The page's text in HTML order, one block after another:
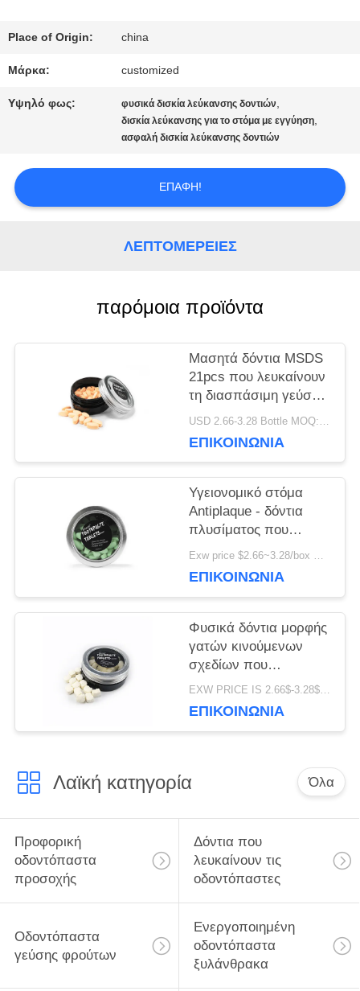
ΈΛΕΓΧΟΣ
ΜΑΣ
ΣΕ
ΕΠΑΦΉ
ΧΆΡΤΗΣ
ΠΟΛΙΤΙΚΉ
ΜΥΣΤΙΚΌΤΗΤΑΣ
Place of Origin: china
Μάρκα: customized
Υψηλό φως: φυσικά δισκία λεύκανσης δοντιών,
δισκία λεύκανσης για το στόμα με εγγύηση,
ασφαλή δισκία λεύκανσης δοντιών
ΕΠΑΦΉ!
ΛΕΠΤΟΜΈΡΕΙΕΣ
παρόμοια προϊόντα
Μασητά δόντια MSDS
21pcs που λευκαίνουν
τη διασπάσιμη γεύση
γόμμας φυσαλίδων
USD 2.66-3.28 Bottle MOQ:150 μπουκάλια
ΕΠΙΚΟΙΝΩΝΊΑ
Υγειονομικό στόμα
Antiplaque - δόντια
πλυσίματος που
λευκαίνουν τις
ασωλήνωτες
Exw price $2.66~3.28/box MOQ:5000 κιβώτια
ΕΠΙΚΟΙΝΩΝΊΑ
Φυσικά δόντια μορφής
γατών κινούμενων
σχεδίων που
λευκαίνουν τη
αναπνοής δροσίζομαι
EXW PRICE IS 2.66$-3.28$/BOTTLE MOQ:κιβώτιο 60pcs *100
ΕΠΙΚΟΙΝΩΝΊΑ
Λαϊκή κατηγορία Όλα
Προφορική
οδοντόπαστα
προσοχής
Δόντια που
λευκαίνουν τις
οδοντόπαστες
Οδοντόπαστα
γεύσης φρούτων
Ενεργοποιημένη
οδοντόπαστα
ξυλάνθρακα